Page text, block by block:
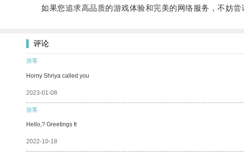
如果您追求高品质的游戏体验和完美的网络服务，不妨尝
评论
游客
Horny Shriya called you
2023-01-08
游客
Hello,? Greetings fr
2022-10-18